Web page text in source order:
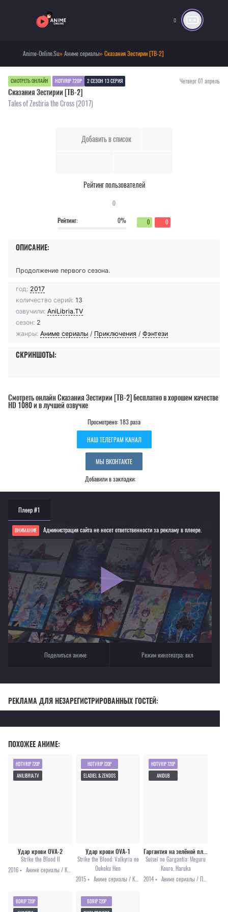
0
Anime-Online.Su»Аниме сериалы» Сказания Зестирии [ТВ-2]
СМОТРЕТЬ ОНЛАЙН HDTVRIP 720P 2 СЕЗОН 13 СЕРИЯ Четверг 01 апрель
Сказания Зестирии [ТВ-2]
Tales of Zestiria the Cross (2017)
Добавить в список
Рейтинг пользователей
0
Рейтинг:
0% 0 0
ОПИСАНИЕ:
Продолжение первого сезона.
год: 2017
количество серий: 13
озвучили: AniLibria.TV
сезон: 2
жанры: Аниме сериалы / Приключения / Фэнтези
СКРИНШОТЫ:
Смотреть онлайн Сказания Зестирии [ТВ-2] бесплатно в хорошем качестве
HD 1080 и в лучшей озвучке
Просмотрено: 183 раза
НАШ ТЕЛЕГРАМ КАНАЛ
МЫ ВКОНТАКТЕ
Добавили в закладки:
Плеер #1
ВНИМАНИЕ Администрация сайта не несет ответственности за рекламу в плеере.
Если видео не работает, обновите страницу или выберите другой плеер!
Для просмотра некоторых аниме необходимо установить VPN
Текущее воспроизведение：Сказания Зестирии [ТВ-2]
Поделиться аниме Режим кинотеатра:вкл
РЕКЛАМА ДЛЯ НЕЗАРЕГИСТРИРОВАННЫХ ГОСТЕЙ:
ПОХОЖЕЕ АНИМЕ:
Удар крови OVA-2
Strike the Blood II
2016 •
HDTVRIP 720P
ANILIBRIA.TV
Удар крови OVA-1
Strike the Blood: Valkyria no
Oukoku Hen
2015 •
HDTVRIP 720P
ELADIEL & ZENDOS
Suisei no Gargantia: Meguru
Kouro, Haruka
2014 •
HDTVRIP 720P
ANIDUB
BDRIP 720P
BDRIP 720P